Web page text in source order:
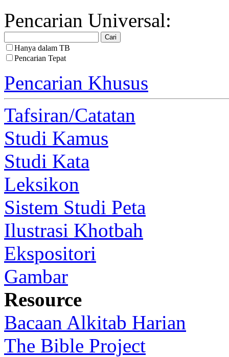
Pencarian Universal:
Hanya dalam TB
Pencarian Tepat
Pencarian Khusus
Tafsiran/Catatan
Studi Kamus
Studi Kata
Leksikon
Sistem Studi Peta
Ilustrasi Khotbah
Ekspositori
Gambar
Resource
Bacaan Alkitab Harian
The Bible Project